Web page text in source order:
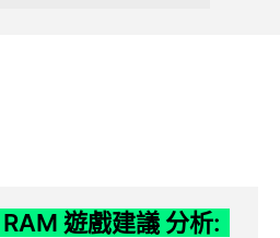
遊戲建議 分析: